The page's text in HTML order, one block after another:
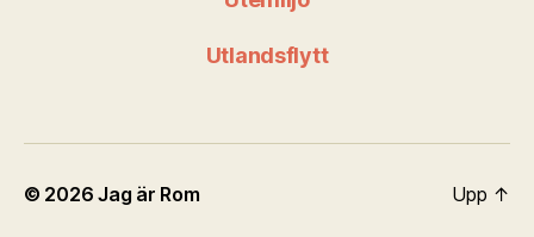
Utlandsflytt
© 2026Jag är Rom Upp ↑